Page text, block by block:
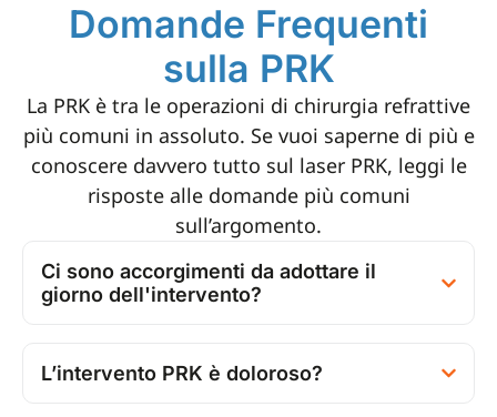
Domande Frequenti
sulla PRK
La PRK è tra le operazioni di chirurgia refrattive
più comuni in assoluto. Se vuoi saperne di più e
conoscere davvero tutto sul laser PRK, leggi le
risposte alle domande più comuni
sull’argomento.
Ci sono accorgimenti da adottare il
giorno dell'intervento?
L’intervento PRK è doloroso?